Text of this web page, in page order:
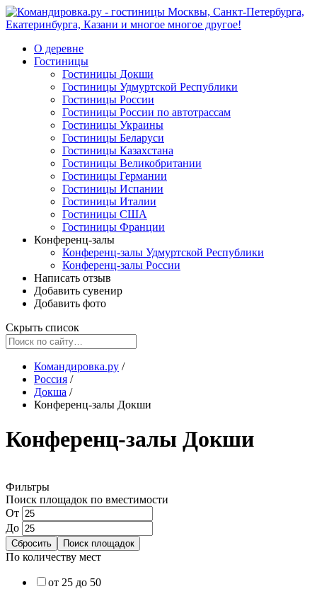
О деревне
Гостиницы
Гостиницы Докши
Гостиницы Удмуртской Республики
Гостиницы России
Гостиницы России по автотрассам
Гостиницы Украины
Гостиницы Беларуси
Гостиницы Казахстана
Гостиницы Великобритании
Гостиницы Германии
Гостиницы Испании
Гостиницы Италии
Гостиницы США
Гостиницы Франции
Конференц-залы
Конференц-залы Удмуртской Республики
Конференц-залы России
Написать отзыв
Добавить сувенир
Добавить фото
Скрыть список
Командировка.ру /
Россия /
Докша /
Конференц-залы Докши
Конференц-залы Докши
Фильтры
Поиск площадок по вместимости
От
До
По количеству мест
от 25 до 50